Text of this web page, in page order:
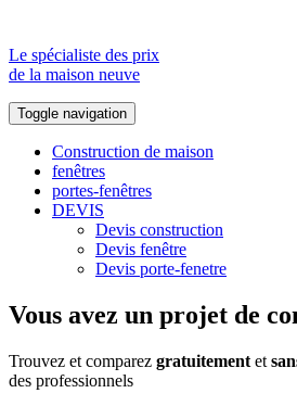
Le spécialiste des prix
de la maison neuve
Toggle navigation
Construction de maison
fenêtres
portes-fenêtres
DEVIS
Devis construction
Devis fenêtre
Devis porte-fenetre
Vous avez un projet de
Trouvez et comparez gratuitement et
des professionnels